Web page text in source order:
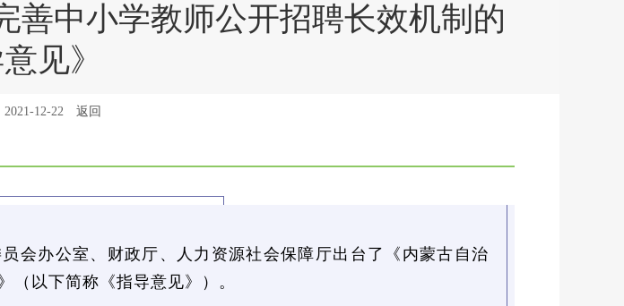
善中小学教师公开招聘长效机制的
见》
2021-12-22 返回
会办公室、财政厅、人力资源社会保障厅出台了《内蒙古自治
（以下简称《指导意见》）。